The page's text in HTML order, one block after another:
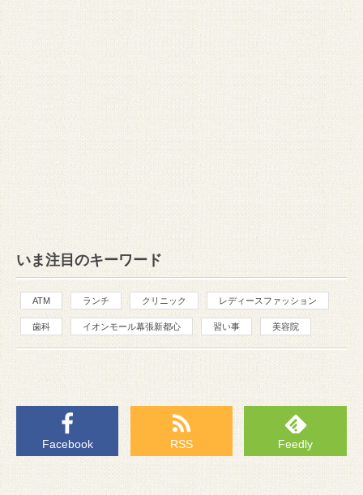
いま注目のキーワード
ATM ランチ クリニック レディースファッション
歯科 イオンモール幕張新都心 習い事 美容院
Facebook RSS Feedly